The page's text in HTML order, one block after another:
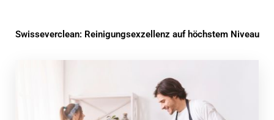
Swisseverclean: Reinigungsexzellenz auf höchstem Niveau